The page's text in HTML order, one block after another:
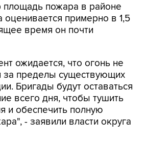
площадь пожара в районе
оценивается примерно в 1,5
время он почти
ожидается, что огонь не
за пределы существующих
Бригады будут оставаться
всего дня, чтобы тушить
и обеспечить полную
- заявили власти округа